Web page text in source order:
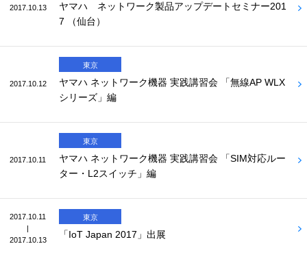
2017.10.13
ヤマハ ネットワーク製品アップデートセミナー201
7 （仙台）
2017.10.12
東京
ヤマハ ネットワーク機器 実践講習会 「無線AP WLX
シリーズ」編
2017.10.11
東京
ヤマハ ネットワーク機器 実践講習会 「SIM対応ルー
ター・L2スイッチ」編
2017.10.11
|
2017.10.13
東京
「IoT Japan 2017」出展